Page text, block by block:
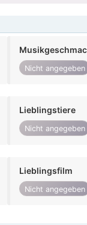
Nicht angegeben
Lieblingstiere
Nicht angegeben
Lieblingsfilm
Nicht angegeben